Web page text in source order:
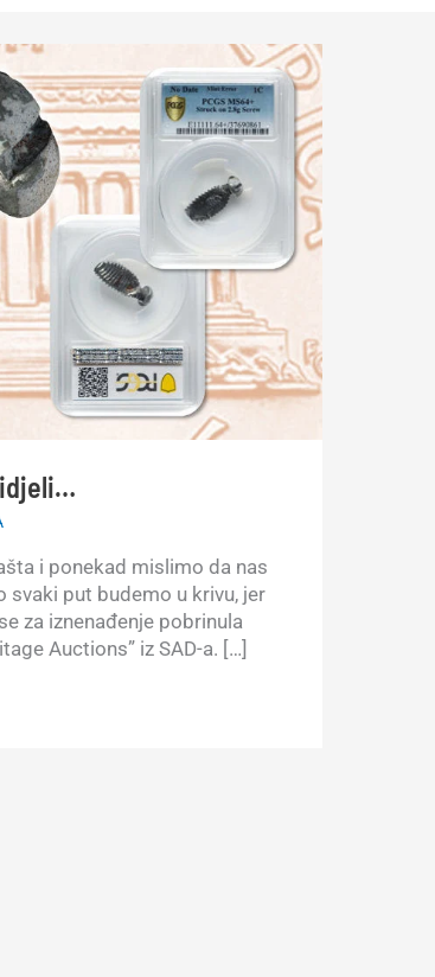
i ponekad mislimo da nas
svaki put budemo u krivu, jer
za iznenađenje pobrinula
Auctions” iz SAD-a. […]